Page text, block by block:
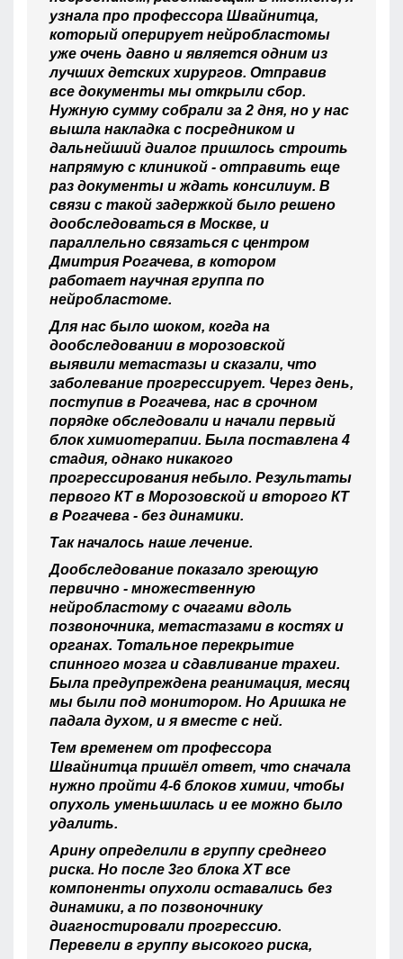
узнала про профессора Швайнитца,
который оперирует нейробластомы
уже очень давно и является одним из
лучших детских хирургов. Отправив
все документы мы открыли сбор.
Нужную сумму собрали за 2 дня, но у нас
вышла накладка с посредником и
дальнейший диалог пришлось строить
напрямую с клиникой - отправить еще
раз документы и ждать консилиум. В
связи с такой задержкой было решено
дообследоваться в Москве, и
параллельно связаться с центром
Дмитрия Рогачева, в котором
работает научная группа по
нейробластоме.
Для нас было шоком, когда на
дообследовании в морозовской
выявили метастазы и сказали, что
заболевание прогрессирует. Через день,
поступив в Рогачева, нас в срочном
порядке обследовали и начали первый
блок химиотерапии. Была поставлена 4
стадия, однако никакого
прогрессирования небыло. Результаты
первого КТ в Морозовской и второго КТ
в Рогачева - без динамики.
Так началось наше лечение.
Дообследование показало зреющую
первично - множественную
нейробластому с очагами вдоль
позвоночника, метастазами в костях и
органах. Тотальное перекрытие
спинного мозга и сдавливание трахеи.
Была предупреждена реанимация, месяц
мы были под монитором. Но Аришка не
падала духом, и я вместе с ней.
Тем временем от профессора
Швайнитца пришёл ответ, что сначала
нужно пройти 4-6 блоков химии, чтобы
опухоль уменьшилась и ее можно было
удалить.
Арину определили в группу среднего
риска. Но после 3го блока ХТ все
компоненты опухоли оставались без
динамики, а по позвоночнику
диагностировали прогрессию.
Перевели в группу высокого риска,